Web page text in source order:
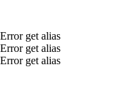
Error get alias
Error get alias
Error get alias